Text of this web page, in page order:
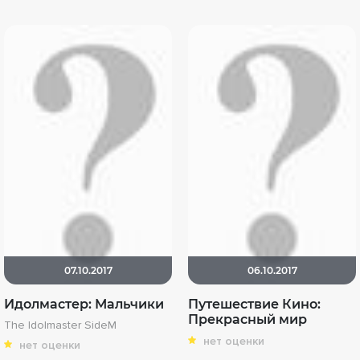
07.10.2017
Идолмастер: Мальчики
The Idolmaster SideM
нет оценки
06.10.2017
Путешествие Кино:
Прекрасный мир
нет оценки